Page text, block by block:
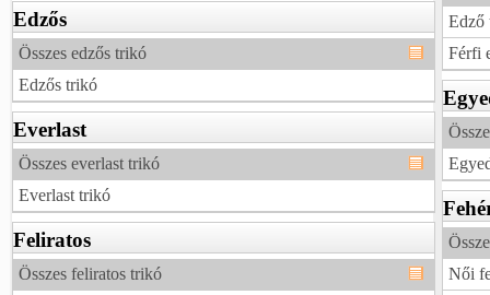
Edzős
Összes edzős trikó
Edzős trikó
Everlast
Összes everlast trikó
Everlast trikó
Feliratos
Összes feliratos trikó
Edző
Férfi
Női